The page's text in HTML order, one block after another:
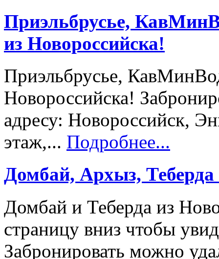
Приэльбрусье,
из Новороссийска!
Приэльбрусье,
Новороссийска!
адресу: Новороссийск,
этаж,... Подробнее...
Домбай, Архыз, Теберда
Домбай и Теберда из
страницу вниз чтобы
Забронировать можно